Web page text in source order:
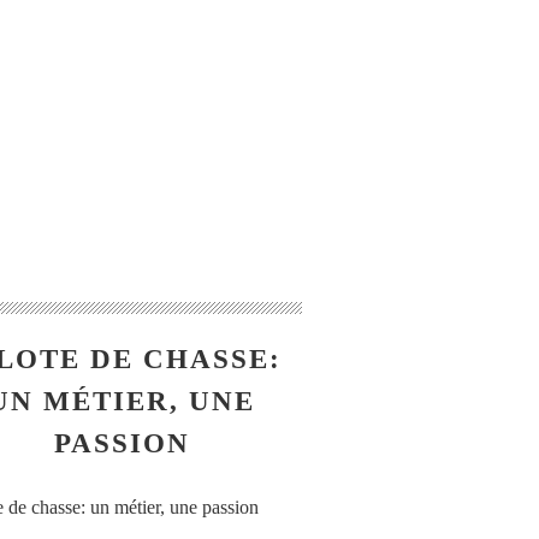
DE CHASSE:
MÉTIER, UNE
PASSION